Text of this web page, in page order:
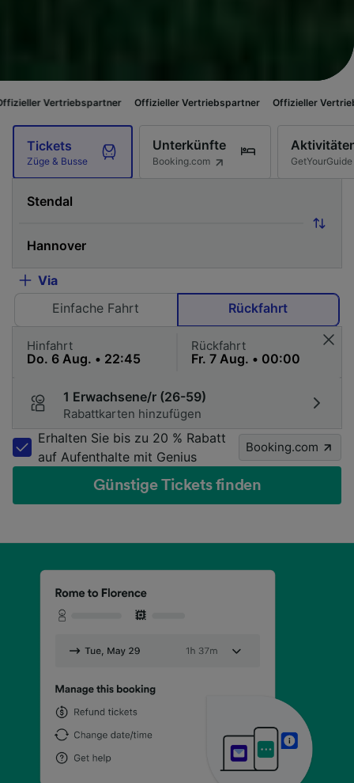
Offizieller Vertriebspartner Offizieller Vertriebspartner
Tickets
Züge & Busse
Unterkünfte
Booking.com GetYourGuide
Via
Einfache Fahrt
Rückfahrt
Hinfahrt Rückfahrt
1 Erwachsene/r (26-59)
Rabattkarten hinzufügen
Erhalten Sie bis zu 20 % Rabatt
auf Aufenthalte mit Genius
Booking.com
Günstige Tickets finden